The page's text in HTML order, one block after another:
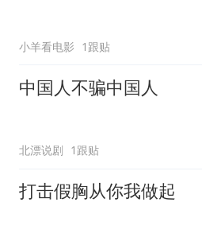
小羊看电影 1跟贴
中国人不骗中国人
北漂说剧 1跟贴
打击假胸从你我做起